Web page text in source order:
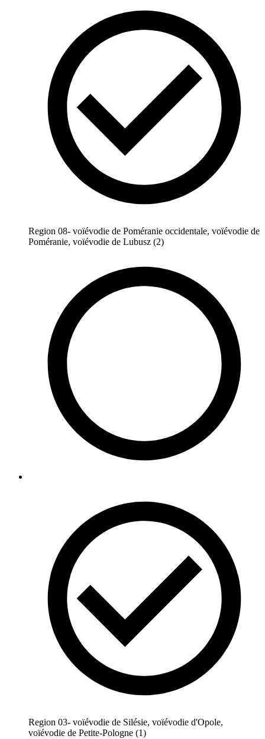
Region 08- voïévodie de Poméranie occidentale, voïévodie de
Poméranie, voïévodie de Lubusz (2)
Region 03- voïévodie de Silésie, voïévodie d'Opole,
voïévodie de Petite-Pologne (1)